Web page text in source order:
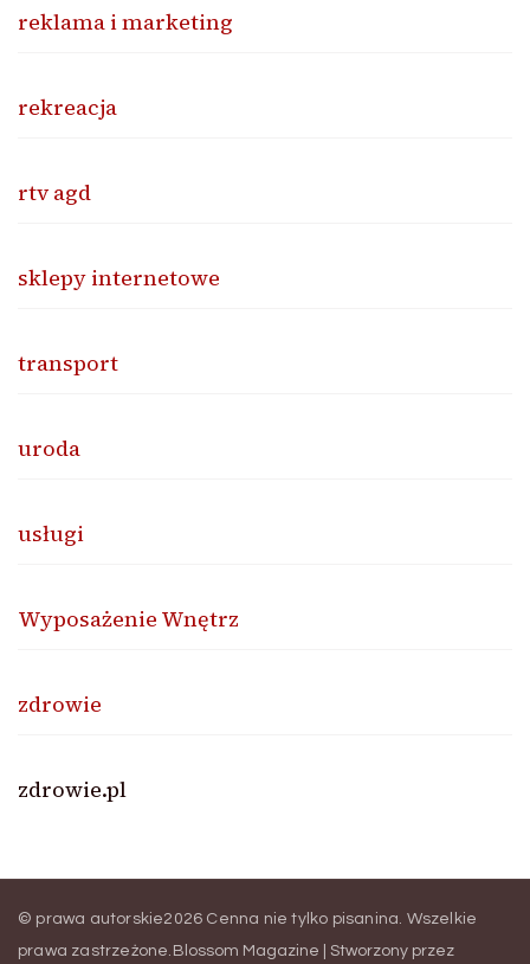
reklama i marketing
rekreacja
rtv agd
sklepy internetowe
transport
uroda
usługi
Wyposażenie Wnętrz
zdrowie
zdrowie.pl
© prawa autorskie2026 Cenna nie tylko pisanina. Wszelkie
prawa zastrzeżone. Blossom Magazine | Stworzony przez